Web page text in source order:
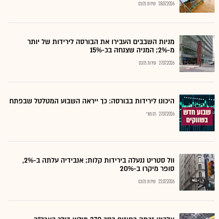
28.07.2026 שירות גלובס
מניות השבבים העבירו את הבורסה לירידות של יותר
מ-2%; המניה שצנחה בכ-15%
27.07.2026 שירות גלובס
היכונו לירידות בבורסה: כך ייראה השבוע המטלטל שבפתח
27.07.2026 רם מורי
וול סטריט ננעלה בירידות קלות; אנבידיה עלתה ב-2%,
סופר מיקרו ב-20%
22.07.2026 שירות גלובס